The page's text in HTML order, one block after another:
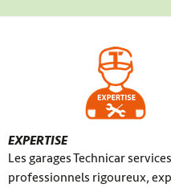
EXPERTISE
Les garages Technicar
professionnels rigoureux,